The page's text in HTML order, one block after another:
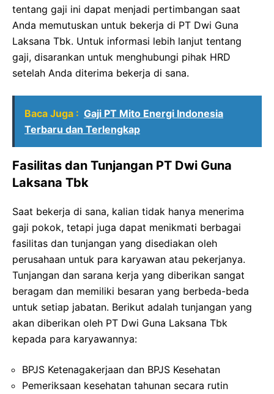
tentang gaji ini dapat menjadi pertimbangan saat
Anda memutuskan untuk bekerja di PT Dwi Guna
Laksana Tbk. Untuk informasi lebih lanjut tentang
gaji, disarankan untuk menghubungi pihak HRD
setelah Anda diterima bekerja di sana.
Baca Juga : Gaji PT Mito Energi Indonesia
Terbaru dan Terlengkap
Fasilitas dan Tunjangan PT Dwi Guna
Laksana Tbk
Saat bekerja di sana, kalian tidak hanya menerima
gaji pokok, tetapi juga dapat menikmati berbagai
fasilitas dan tunjangan yang disediakan oleh
perusahaan untuk para karyawan atau pekerjanya.
Tunjangan dan sarana kerja yang diberikan sangat
beragam dan memiliki besaran yang berbeda-beda
untuk setiap jabatan. Berikut adalah tunjangan yang
akan diberikan oleh PT Dwi Guna Laksana Tbk
kepada para karyawannya:
BPJS Ketenagakerjaan dan BPJS Kesehatan
Pemeriksaan kesehatan tahunan secara rutin